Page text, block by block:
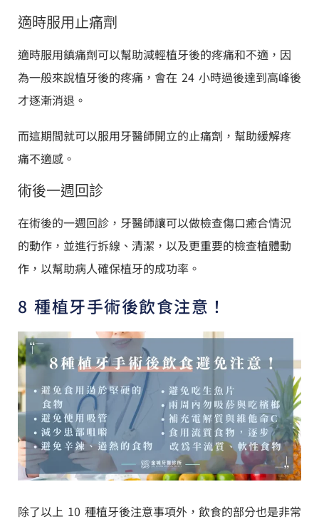
適時服用止痛劑
適時服用鎮痛劑可以幫助減輕植牙後的疼痛和不適，因
為一般來說植牙後的疼痛，會在 24 小時過後達到高峰後
才逐漸消退。
而這期間就可以服用牙醫師開立的止痛劑，幫助緩解疼
痛不適感。
術後一週回診​
在術後的一週回診，牙醫師讓可以做檢查傷口癒合情況
的動作，並進行拆線、清潔，以及更重要的檢查植體動
作，以幫助病人確保植牙的成功率。
8 種植牙手術後飲食注意！
除了以上 10 種植牙後注意事項外，飲食的部分也是非常